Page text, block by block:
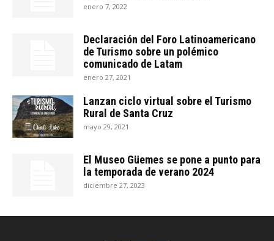
enero 7, 2022
Declaración del Foro Latinoamericano
de Turismo sobre un polémico
comunicado de Latam
enero 27, 2021
Lanzan ciclo virtual sobre el Turismo
Rural de Santa Cruz
mayo 29, 2021
El Museo Güemes se pone a punto para
la temporada de verano 2024
diciembre 27, 2023